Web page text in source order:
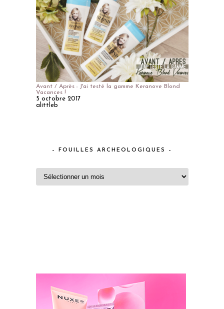
Avant / Après : J'ai testé la gamme Keranove Blond
Vacances !
5 octobre 2017
alittleb
– FOUILLES ARCHEOLOGIQUES –